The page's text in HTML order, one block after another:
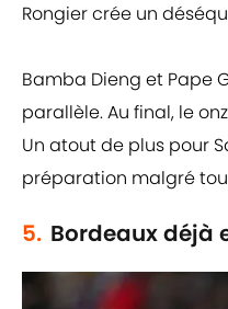
Rongier crée un
Bamba Dieng et Pape
parallèle. Au final, le
Un atout de plus pour
préparation malgré
5. Bordeaux déjà